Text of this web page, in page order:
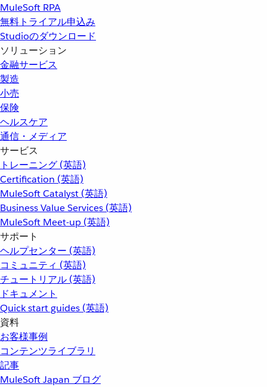
MuleSoft RPA
無料トライアル申込み
Studioのダウンロード
ソリューション
金融サービス
製造
小売
保険
ヘルスケア
通信・メディア
サービス
トレーニング (英語)
Certification (英語)
MuleSoft Catalyst (英語)
Business Value Services (英語)
MuleSoft Meet-up (英語)
サポート
ヘルプセンター (英語)
コミュニティ (英語)
チュートリアル (英語)
ドキュメント
Quick start guides (英語)
資料
お客様事例
コンテンツライブラリ
記事
MuleSoft Japan ブログ